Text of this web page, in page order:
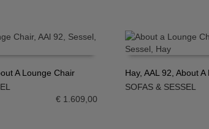
A Lounge Chair
€ 1.609,00
IN DEN WARENKORB
Hay, AAL 92, About
SOFAS & SESSEL